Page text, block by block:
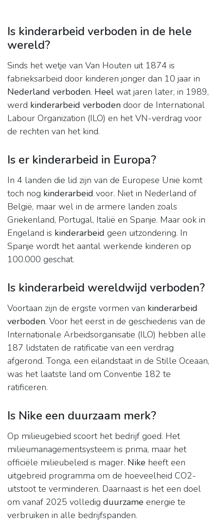
Is kinderarbeid verboden in de hele
wereld?
Sinds het wetje van Van Houten uit 1874 is
fabrieksarbeid door kinderen jonger dan 10 jaar in
Nederland verboden. Heel wat jaren later, in 1989,
werd kinderarbeid verboden door de International
Labour Organization (ILO) en het VN-verdrag voor
de rechten van het kind.
Is er kinderarbeid in Europa?
In 4 landen die lid zijn van de Europese Unie komt
toch nog kinderarbeid voor. Niet in Nederland of
België, maar wel in de armere landen zoals
Griekenland, Portugal, Italië en Spanje. Maar ook in
Engeland is kinderarbeid geen uitzondering. In
Spanje wordt het aantal werkende kinderen op
100.000 geschat.
Is kinderarbeid wereldwijd verboden?
Voortaan zijn de ergste vormen van kinderarbeid
verboden. Voor het eerst in de geschiedenis van de
Internationale Arbeidsorganisatie (ILO) hebben alle
187 lidstaten de ratificatie van een verdrag
afgerond. Tonga, een eilandstaat in de Stille Oceaan,
was het laatste land om Conventie 182 te
ratificeren.
Is Nike een duurzaam merk?
Op milieugebied scoort het bedrijf goed. Het
milieumanagementsysteem is prima, maar het
officiële milieubeleid is mager. Nike heeft een
uitgebreid programma om de hoeveelheid CO2-
uitstoot te verminderen. Daarnaast is het een doel
om vanaf 2025 volledig duurzame energie te
verbruiken in alle bedrijfspanden.